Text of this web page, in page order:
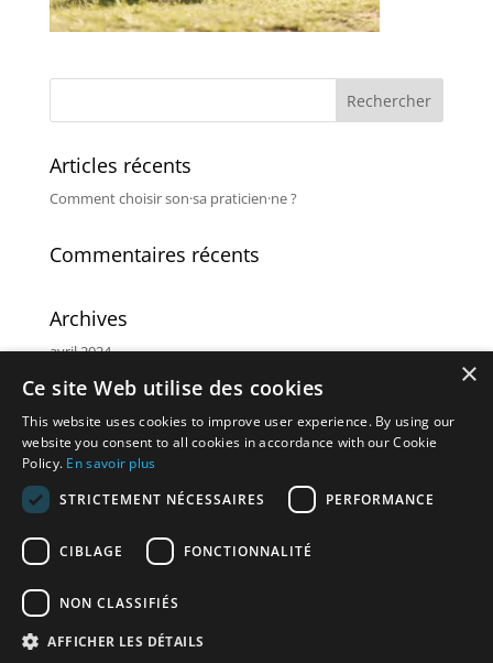
Articles récents
Comment choisir son·sa praticien·ne ?
Commentaires récents
Archives
avril 2024
Non classé
Méta
Flux des publications
Flux des commentaires
×
Ce site Web utilise des cookies
This website uses cookies to improve user experience. By using our
website you consent to all cookies in accordance with our Cookie
Policy. En savoir plus
STRICTEMENT NÉCESSAIRES
PERFORMANCE
CIBLAGE FONCTIONNALITÉ
NON CLASSIFIÉS
AFFICHER LES DÉTAILS